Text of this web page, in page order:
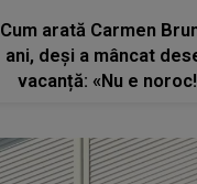
Cum arată Carmen
ani, deși a mâncat
vacanță: «Nu e